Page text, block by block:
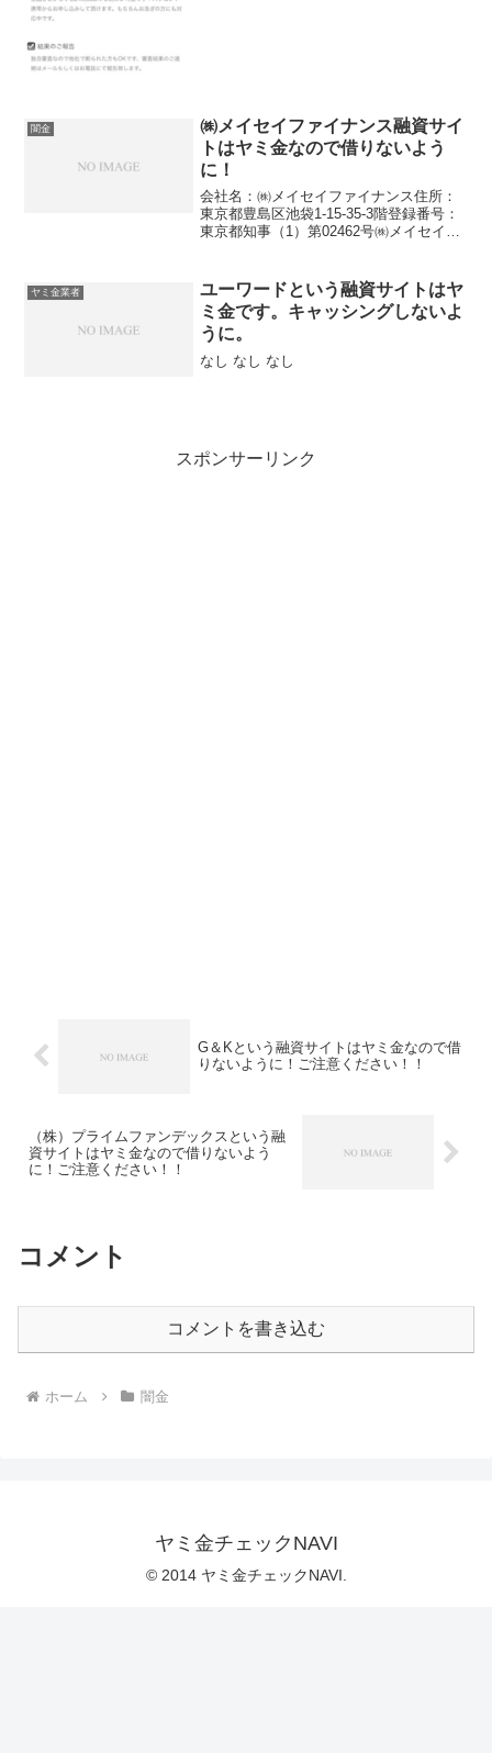
闇金
㈱メイセイファイナンス融資サイ
トはヤミ金なので借りないよう
に！
会社名：㈱メイセイファイナンス住所：
東京都豊島区池袋1-15-35-3階登録番号：
東京都知事（1）第02462号㈱メイセイフ
ん。担保・保証人不要、実質金利5.8%～
と書い...
ヤミ金業者
ユーワードという融資サイトはヤ
ミ金です。キャッシングしないよ
うに。
なし なし なし
スポンサーリンク
G＆Kという融資サイトはヤミ金なので借
りないように！ご注意ください！！
（株）プライムファンデックスという融
資サイトはヤミ金なので借りないよう
に！ご注意ください！！
コメント
コメントを書き込む
ホーム 闇金
ヤミ金チェックNAVI
© 2014 ヤミ金チェックNAVI.